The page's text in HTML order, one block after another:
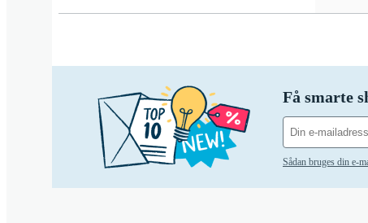
Få smarte
Sådan bruges din e-